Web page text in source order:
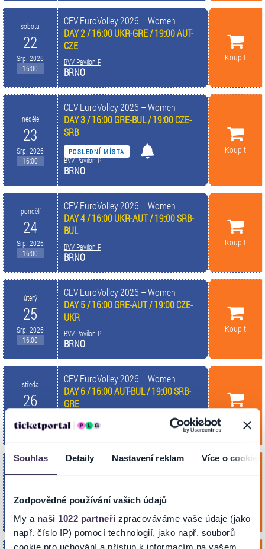
Souhlas Detaily Nastavení reklam Více o cookies
Zodpovědné používání vašich údajů
My a naši 1022 partneři zpracováváme vaše údaje (jako
např. číslo IP) pomocí technologií, jako např. souborů
sobota
22
Srp. 2026
16:00
CEV EuroVolley 2026 – Women
DAY 2 / 16:00 UKR-GRE / 19:00 AUT-
CZE
BVV Pavilon P
BRNO
Koupit
neděle
23
Srp. 2026
16:00
CEV EuroVolley 2026 – Women
DAY 3 / 16:00 GRE-BUL / 19:00 CZE-
SRB
POSLEDNÍ MÍSTA
BVV Pavilon P
BRNO
Koupit
pondělí
24
Srp. 2026
16:00
CEV EuroVolley 2026 – Women
DAY 4 / 16:00 UKR-AUT / 19:00 SRB-
BUL
BVV Pavilon P
BRNO
Koupit
úterý
25
Srp. 2026
16:00
CEV EuroVolley 2026 – Women
DAY 5 / 16:00 GRE-AUT / 19:00 CZE-
UKR
BVV Pavilon P
BRNO
Koupit
středa
26
16:00
CEV EuroVolley 2026 – Women
DAY 6 / 16:00 AUT-BUL / 19:00 SRB-
GRE
BVV Pavilon P
BRNO
Srp. 2026
CEV EuroVolley 2026 – Women
DAY 7 / 16:00 UKR-SRB / 19:00 CZE-
BVV Pavilon P
BRNO